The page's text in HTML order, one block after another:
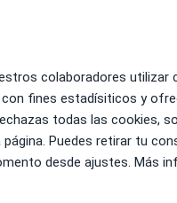
Opiniones
colaboradores utilizar
fines estadísiticos y
todas las cookies,
Puedes retirar tu
desde ajustes. Más